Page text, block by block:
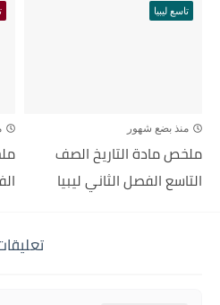
تاسع ليبيا
منذ بضع شهور
ملخص مادة التاريخ الصف
التاسع الفصل الثاني ليبيا